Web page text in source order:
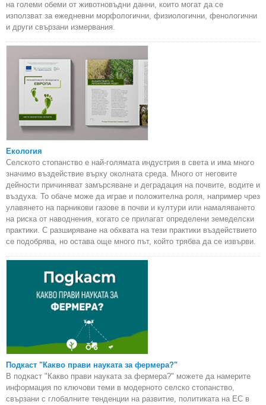
на големи обеми от животновъдни данни, които могат да се
използват за ежедневни морфологични, физиологични, фенологични
и други свързани измервания.
Екология
Селското стопанство е най-голямата индустрия в света и има много
значимо въздействие върху околната среда. Много от неговите
дейности причиняват замърсяване и деградация на почвите, водите и
въздуха. То обаче може да играе и положителна роля, например чрез
улавянето на парникови газове в почви и култури или намаляването
на риска от наводнения, когато се прилагат определени земеделски
практики. С разширяване на обхвата на тези практики въздействието
се подобрява, но остава още много път, който трябва да се извърви.
Подкаст "Какво прави науката за фермера?"
В подкаст "Какво прави науката за фермера?" можете да намерите
информация по ключови теми в модерното селско стопанство,
свързани с глобалните тенденции на развитие, политиката на ЕС в